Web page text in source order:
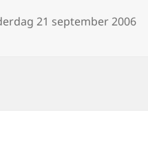
21 september 2006